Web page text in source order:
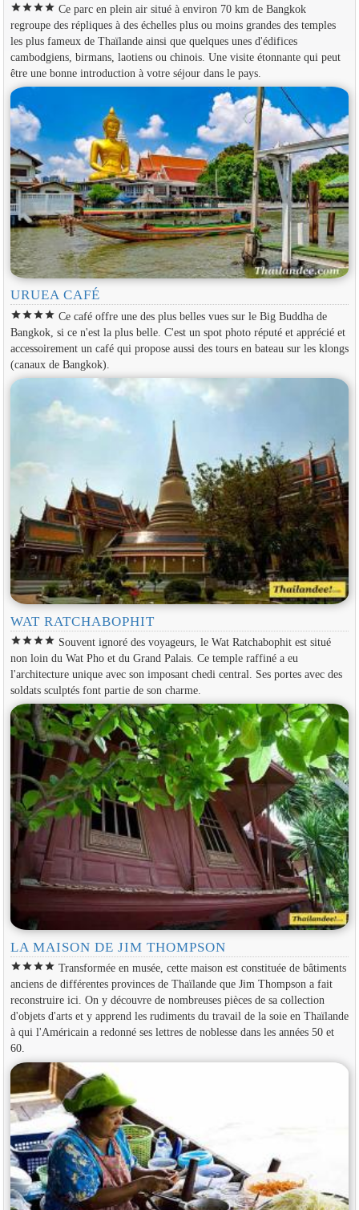
starstarstarstar Ce parc en plein air situé à environ 70 km de Bangkok
regroupe des répliques à des échelles plus ou moins grandes des temples
les plus fameux de Thaïlande ainsi que quelques unes d'édifices
cambodgiens, birmans, laotiens ou chinois. Une visite étonnante qui peut
être une bonne introduction à votre séjour dans le pays.
URUEA CAFÉ
starstarstarstar Ce café offre une des plus belles vues sur le Big Buddha de
Bangkok, si ce n'est la plus belle. C'est un spot photo réputé et apprécié et
accessoirement un café qui propose aussi des tours en bateau sur les klongs
(canaux de Bangkok).
WAT RATCHABOPHIT
starstarstarstar Souvent ignoré des voyageurs, le Wat Ratchabophit est situé
non loin du Wat Pho et du Grand Palais. Ce temple raffiné a eu
l'architecture unique avec son imposant chedi central. Ses portes avec des
soldats sculptés font partie de son charme.
LA MAISON DE JIM THOMPSON
starstarstarstar Transformée en musée, cette maison est constituée de bâtiments
anciens de différentes provinces de Thaïlande que Jim Thompson a fait
reconstruire ici. On y découvre de nombreuses pièces de sa collection
d'objets d'arts et y apprend les rudiments du travail de la soie en Thaïlande
à qui l'Américain a redonné ses lettres de noblesse dans les années 50 et
60.